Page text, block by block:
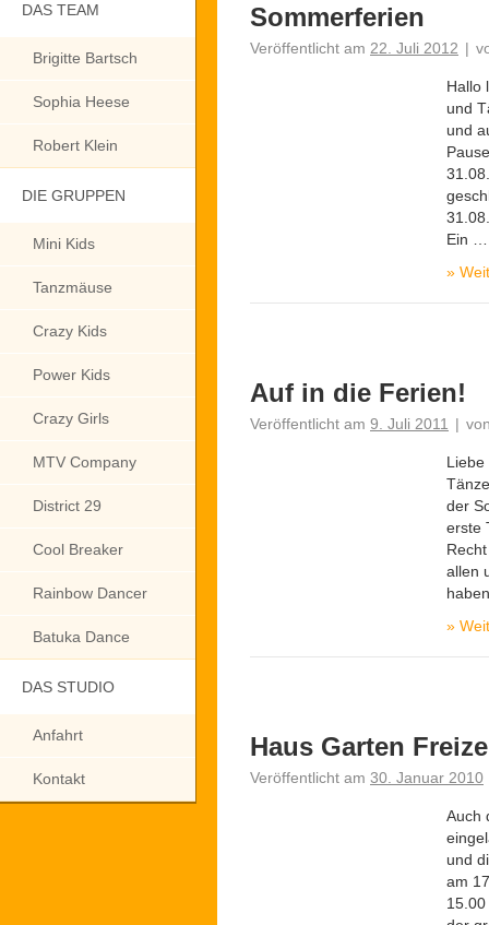
DAS TEAM
Brigitte Bartsch
Sophia Heese
Robert Klein
DIE GRUPPEN
Mini Kids
Tanzmäuse
Crazy Kids
Power Kids
Crazy Girls
MTV Company
District 29
Cool Breaker
Rainbow Dancer
Batuka Dance
DAS STUDIO
Anfahrt
Kontakt
Sommerferien
Veröffentlicht am 22. Juli 2012 |
Hallo
und
und
Ein …
»
Auf in die Ferien!
Veröffentlicht am 9. Juli 2011 |
Liebe
der
erste
allen
»
Haus Garten
Veröffentlicht am 30. Januar 2010
Auch
und
am